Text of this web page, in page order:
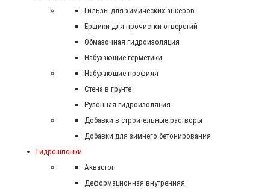
Гильзы для химических анкеров
Ершики для прочистки отверстий
Обмазочная гидроизоляция
Набухающие герметики
Набухающие профиля
Стена в грунте
Рулонная гидроизоляция
Добавки в строительные растворы
Добавки для зимнего бетонирования
Гидрошпонки
Аквастоп
Деформационная внутренняя